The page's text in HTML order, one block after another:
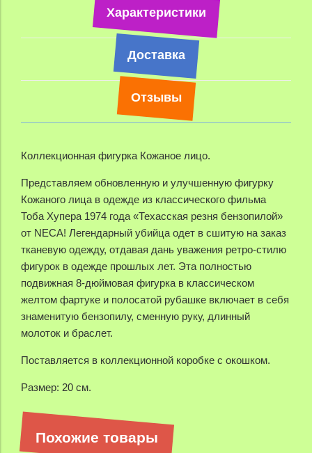
Характеристики
Доставка
Отзывы
Коллекционная фигурка Кожаное лицо.
Представляем обновленную и улучшенную фигурку
Кожаного лица в одежде из классического фильма
Тоба Хупера 1974 года «Техасская резня бензопилой»
от NECA! Легендарный убийца одет в сшитую на заказ
тканевую одежду, отдавая дань уважения ретро-стилю
фигурок в одежде прошлых лет. Эта полностью
подвижная 8-дюймовая фигурка в классическом
желтом фартуке и полосатой рубашке включает в себя
знаменитую бензопилу, сменную руку, длинный
молоток и браслет.
Поставляется в коллекционной коробке с окошком.
Размер: 20 см.
Похожие товары